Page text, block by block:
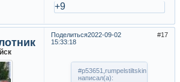
+9
Поделиться 17
2022-09-02
15:33:18
#p53651,rumpelstiltskin
написал(а):